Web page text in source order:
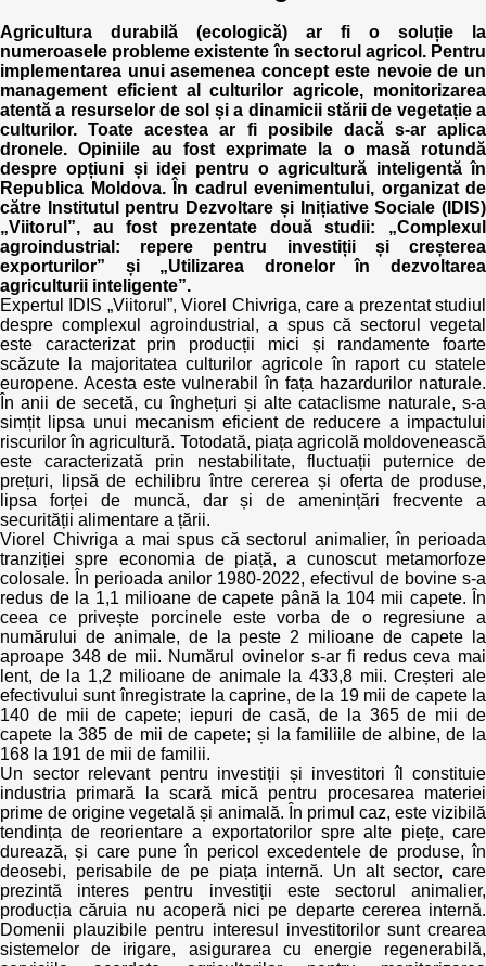
Agricultura durabilă (ecologică) ar fi o soluție la
numeroasele probleme existente în sectorul agricol. Pentru
implementarea unui asemenea concept este nevoie de un
management eficient al culturilor agricole, monitorizarea
atentă a resurselor de sol și a dinamicii stării de vegetație a
culturilor. Toate acestea ar fi posibile dacă s-ar aplica
dronele. Opiniile au fost exprimate la o masă rotundă
despre opțiuni și idei pentru o agricultură inteligentă în
Republica Moldova. În cadrul evenimentului, organizat de
către Institutul pentru Dezvoltare și Inițiative Sociale (IDIS)
„Viitorul”, au fost prezentate două studii: „Complexul
agroindustrial: repere pentru investiții și creșterea
exporturilor” și „Utilizarea dronelor în dezvoltarea
agriculturii inteligente”.
Expertul IDIS „Viitorul”, Viorel Chivriga, care a prezentat studiul
despre complexul agroindustrial, a spus că sectorul vegetal
este caracterizat prin producții mici și randamente foarte
scăzute la majoritatea culturilor agricole în raport cu statele
europene. Acesta este vulnerabil în fața hazardurilor naturale.
În anii de secetă, cu înghețuri și alte cataclisme naturale, s-a
simțit lipsa unui mecanism eficient de reducere a impactului
riscurilor în agricultură. Totodată, piața agricolă moldovenească
este caracterizată prin nestabilitate, fluctuații puternice de
prețuri, lipsă de echilibru între cererea și oferta de produse,
lipsa forței de muncă, dar și de amenințări frecvente a
securității alimentare a țării.
Viorel Chivriga a mai spus că sectorul animalier, în perioada
tranziției spre economia de piață, a cunoscut metamorfoze
colosale. În perioada anilor 1980-2022, efectivul de bovine s-a
redus de la 1,1 milioane de capete până la 104 mii capete. În
ceea ce privește porcinele este vorba de o regresiune a
numărului de animale, de la peste 2 milioane de capete la
aproape 348 de mii. Numărul ovinelor s-ar fi redus ceva mai
lent, de la 1,2 milioane de animale la 433,8 mii. Creșteri ale
efectivului sunt înregistrate la caprine, de la 19 mii de capete la
140 de mii de capete; iepuri de casă, de la 365 de mii de
capete la 385 de mii de capete; și la familiile de albine, de la
168 la 191 de mii de familii.
Un sector relevant pentru investiții și investitori îl constituie
industria primară la scară mică pentru procesarea materiei
prime de origine vegetală și animală. În primul caz, este vizibilă
tendința de reorientare a exportatorilor spre alte piețe, care
durează, și care pune în pericol excedentele de produse, în
deosebi, perisabile de pe piața internă. Un alt sector, care
prezintă interes pentru investiții este sectorul animalier,
producția căruia nu acoperă nici pe departe cererea internă.
Domenii plauzibile pentru interesul investitorilor sunt crearea
sistemelor de irigare, asigurarea cu energie regenerabilă,